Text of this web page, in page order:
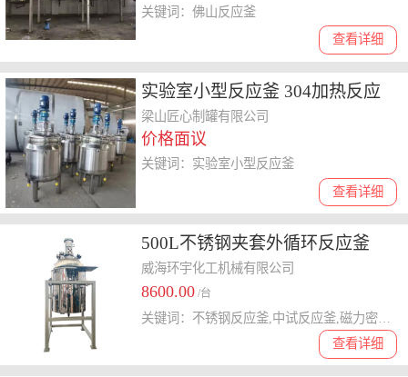
查看详细
关键词：佛山反应釜
实验室小型反应釜 304加热反应
搅拌罐
梁山匠心制罐有限公司
价格面议
查看详细
关键词：实验室小型反应釜
500L不锈钢夹套外循环反应釜
威海环宇化工机械有限公司
8600.00 /台
查看详细